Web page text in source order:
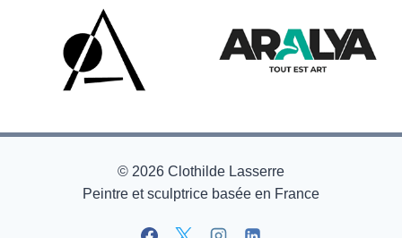
© 2026 Clothilde Lasserre
Peintre et sculptrice basée en France